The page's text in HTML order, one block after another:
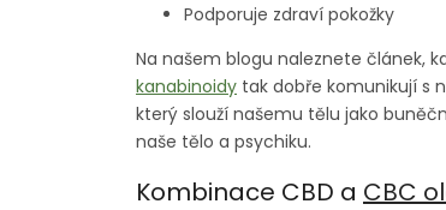
Podporuje zdraví pokožky
Na našem blogu naleznete článek,
kanabinoidy tak dobře komunikují s
který slouží našemu tělu jako
naše tělo a psychiku.
Kombinace CBD a CBC